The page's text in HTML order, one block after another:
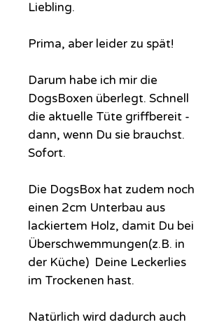
Liebling.
Prima, aber leider zu spät!
Darum habe ich mir die
DogsBoxen überlegt. Schnell
die aktuelle Tüte griffbereit -
dann, wenn Du sie brauchst.
Sofort.
Die DogsBox hat zudem noch
einen 2cm Unterbau aus
lackiertem Holz, damit Du bei
Überschwemmungen(z.B. in
der Küche) Deine Leckerlies
im Trockenen hast.
Natürlich wird dadurch auch